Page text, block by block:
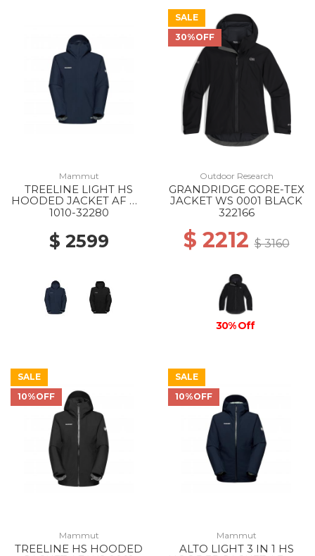
Mammut
TREELINE LIGHT HS
HOODED JACKET AF MS
5118 MARINE
1010-32280
$ 2599
SALE
30%OFF
Outdoor Research
GRANDRIDGE GORE-TEX
JACKET WS 0001 BLACK
322166
$ 2212$ 3160
30% Off
SALE
10%OFF
Mammut
TREELINE HS HOODED
SALE
10%OFF
Mammut
ALTO LIGHT 3 IN 1 HS